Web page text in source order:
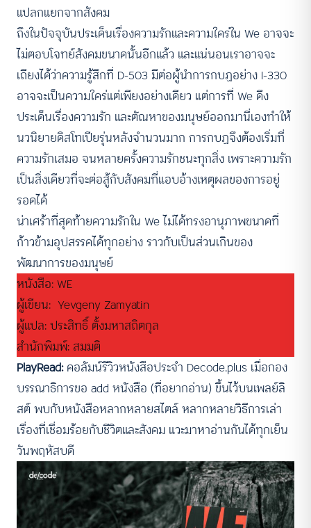
แปลกแยกจากสังคม
ถึงในปัจจุบันประเด็นเรื่องความรักและความใคร่ใน We อาจจะ
ไม่ตอบโจทย์สังคมขนาดนั้นอีกแล้ว และแน่นอนเราอาจจะ
เถียงได้ว่าความรู้สึกที่ D-503 มีต่อผู้นำการกบฏอย่าง I-330
อาจจะเป็นความใคร่แต่เพียงอย่างเดียว แต่การที่ We ดึง
ประเด็นเรื่องความรัก และตัณหาของมนุษย์ออกมานี่เองทำให้
นวนิยายดิสโทเปียรุ่นหลังจำนวนมาก การกบฏจึงต้องเริ่มที่
ความรักเสมอ จนหลายครั้งความรักชนะทุกสิ่ง เพราะความรัก
เป็นสิ่งเดียวที่จะต่อสู้กับสังคมที่แอบอ้างเหตุผลของการอยู่
รอดได้
น่าเศร้าที่สุดท้ายความรักใน We ไม่ได้ทรงอานุภาพขนาดที่
ก้าวข้ามอุปสรรคได้ทุกอย่าง ราวกับเป็นส่วนเกินของ
พัฒนาการของมนุษย์
หนังสือ: WE
ผู้เขียน: Yevgeny Zamyatin
ผู้แปล: ประสิทธิ์ ตั้งมหาสถิตกุล
สำนักพิมพ์: สมมติ
PlayRead:คอลัมน์รีวิวหนังสือประจำ Decode.plus เมื่อกอง
บรรณาธิการขอ add หนังสือ (ที่อยากอ่าน) ขึ้นไว้บนเพลย์ลิ
สต์ พบกับหนังสือหลากหลายสไตล์ หลากหลายวิธีการเล่า
เรื่องที่เชื่อมร้อยกับชีวิตและสังคม แวะมาหาอ่านกันได้ทุกเย็น
วันพฤหัสบดี